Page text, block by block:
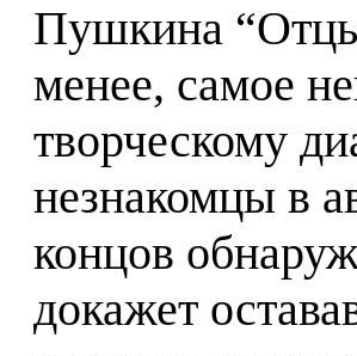
Пушкина
менее, самое
творческому
незнакомцы в
концов
докажет